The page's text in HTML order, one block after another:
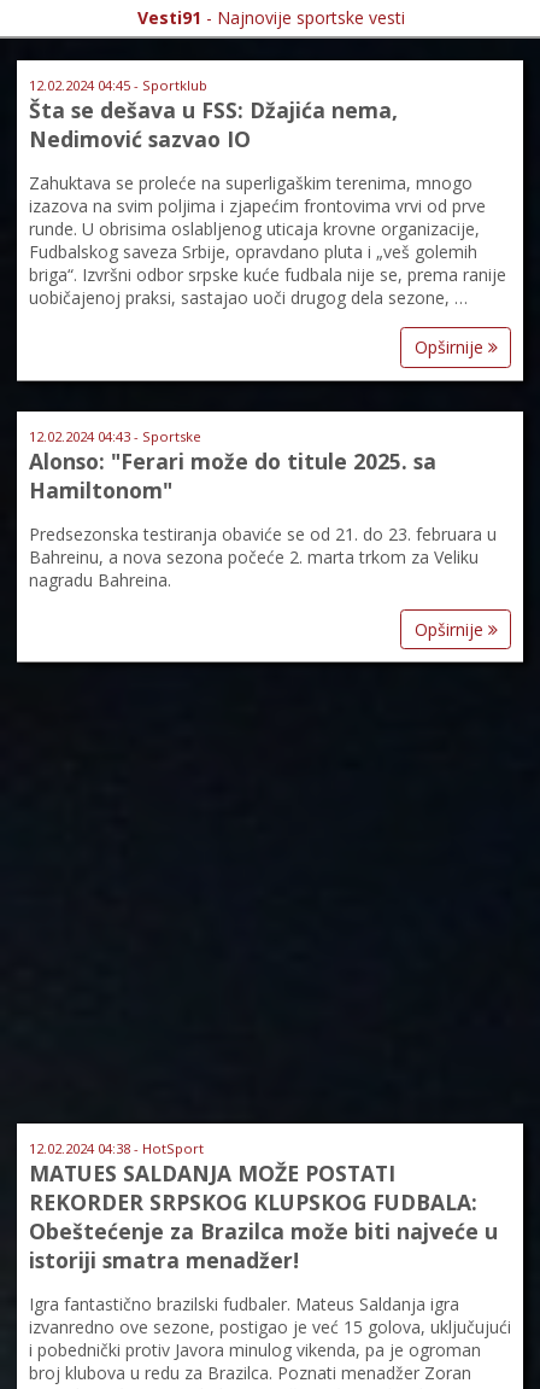
Vesti91 - Najnovije sportske vesti
12.02.2024 04:45 - Sportklub
Šta se dešava u FSS: Džajića nema,
Nedimović sazvao IO
Zahuktava se proleće na superligaškim terenima, mnogo
izazova na svim poljima i zjapećim frontovima vrvi od prve
runde. U obrisima oslabljenog uticaja krovne organizacije,
Fudbalskog saveza Srbije, opravdano pluta i „veš golemih
briga“. Izvršni odbor srpske kuće fudbala nije se, prema ranije
uobičajenoj praksi, sastajao uoči drugog dela sezone, …
Opširnije
12.02.2024 04:43 - Sportske
Alonso: "Ferari može do titule 2025. sa
Hamiltonom"
Predsezonska testiranja obaviće se od 21. do 23. februara u
Bahreinu, a nova sezona počeće 2. marta trkom za Veliku
nagradu Bahreina.
Opširnije
12.02.2024 04:38 - HotSport
MATUES SALDANJA MOŽE POSTATI
REKORDER SRPSKOG KLUPSKOG FUDBALA:
Obeštećenje za Brazilca može biti najveće u
istoriji smatra menadžer!
Igra fantastično brazilski fudbaler. Mateus Saldanja igra
izvanredno ove sezone, postigao je već 15 golova, uključujući
i pobednički protiv Javora minulog vikenda, pa je ogroman
broj klubova u redu za Brazilca. Poznati menadžer Zoran